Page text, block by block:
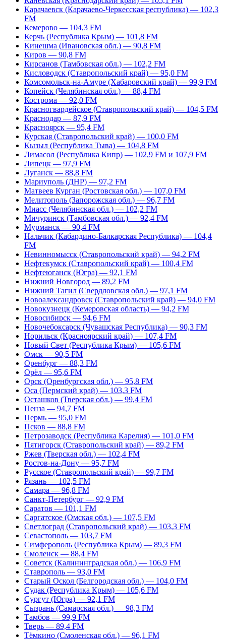
Карачаевск (Карачаево-Черкесская республика) — 102,3
FM
Кемерово — 104,3 FM
Керчь (Республика Крым) — 101,8 FM
Кинешма (Ивановская обл.) — 90,8 FM
Киров — 90,8 FM
Кирсанов (Тамбовская обл.) — 102,2 FM
Кисловодск (Ставропольский край) — 95,0 FM
Комсомольск-на-Амуре (Хабаровский край) — 99,9 FM
Копейск (Челябинская обл.) — 88,4 FM
Кострома — 92,0 FM
Красногвардейское (Ставропольский край) — 104,5 FM
Краснодар — 87,9 FM
Красноярск — 95,4 FM
Курская (Ставропольский край) — 100,0 FM
Кызыл (Республика Тыва) — 104,8 FM
Лимасол (Республика Кипр) — 102,9 FM и 107,9 FM
Липецк — 97,9 FM
Луганск — 88,8 FM
Мариуполь (ДНР) — 97,2 FM
Матвеев Курган (Ростовская обл.) — 107,0 FM
Мелитополь (Запорожская обл.) — 96,7 FM
Миасс (Челябинская обл.) — 102,2 FM
Мичуринск (Тамбовская обл.) — 92,4 FM
Мурманск — 90,4 FM
Нальчик (Кабардино-Балкарская Республика) — 104,4
FM
Невинномысск (Ставропольский край) — 94,2 FM
Нефтекумск (Ставропольский край) — 100,4 FM
Нефтеюганск (Югра) — 92,1 FM
Нижний Новгород — 89,2 FM
Нижний Тагил (Свердловская обл.) — 97,1 FM
Новоалександровск (Ставропольский край) — 94,0 FM
Новокузнецк (Кемеровская область) — 94,2 FM
Новосибирск — 94,6 FM
Новочебоксарск (Чувашская Республика) — 90,3 FM
Норильск (Красноярский край) — 107,4 FM
Новый Свет (Республика Крым) — 105,6 FM
Омск — 90,5 FM
Оренбург — 88,3 FM
Орёл — 95,6 FM
Орск (Оренбургская обл.) — 95,8 FM
Оса (Пермский край) — 103,3 FM
Осташков (Тверская обл.) — 99,4 FM
Пенза — 94,7 FM
Пермь — 95,0 FM
Псков — 88,8 FM
Петрозаводск (Республика Карелия) — 101,0 FM
Пятигорск (Ставропольский край) — 89,2 FM
Ржев (Тверская обл.) — 102,4 FM
Ростов-на-Дону — 95,7 FM
Русское (Ставропольский край) — 99,7 FM
Рязань — 102,5 FM
Самара — 96,8 FM
Санкт-Петербург — 92,9 FM
Саратов — 101,1 FM
Саргатское (Омская обл.) — 107,5 FM
Светлоград (Ставропольский край) — 103,3 FM
Севастополь — 103,7 FM
Симферополь (Республика Крым) — 89,3 FM
Смоленск — 88,4 FM
Советск (Калининградская обл.) — 106,9 FM
Ставрополь — 93,0 FM
Старый Оскол (Белгородская обл.) — 104,0 FM
Судак (Республика Крым) — 105,6 FM
Сургут (Югра) — 92,1 FM
Сызрань (Самарская обл.) — 98,3 FM
Тамбов — 99,9 FM
Тверь — 89,4 FM
Тёмкино (Смоленская обл.) — 96,1 FM